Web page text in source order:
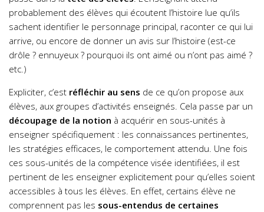
probablement des élèves qui écoutent l’histoire lue qu’ils
sachent identifier le personnage principal, raconter ce qui lui
arrive, ou encore de donner un avis sur l’histoire (est-ce
drôle ? ennuyeux ? pourquoi ils ont aimé ou n’ont pas aimé ?
etc.)
Expliciter, c’est réfléchir au sens de ce qu’on propose aux
élèves, aux groupes d’activités enseignés. Cela passe par un
découpage de la notion à acquérir en sous-unités à
enseigner spécifiquement : les connaissances pertinentes,
les stratégies efficaces, le comportement attendu. Une fois
ces sous-unités de la compétence visée identifiées, il est
pertinent de les enseigner explicitement pour qu’elles soient
accessibles à tous les élèves. En effet, certains élève ne
comprennent pas les sous-entendus de certaines